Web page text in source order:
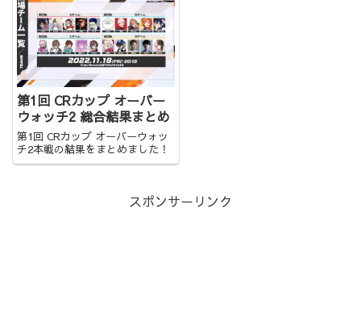
第1回 CRカップ オーバー
ウォッチ2 総合結果まとめ
第1回 CRカップ オーバーウォッ
チ2本戦の結果をまとめました！
スポンサーリンク